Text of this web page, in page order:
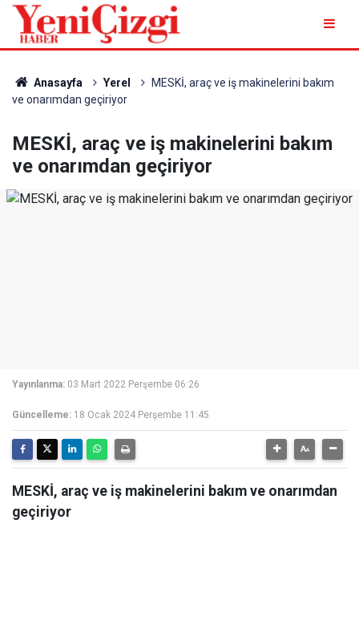
Anasayfa Yerel
MESKİ, araç ve iş makinelerini bakım
ve onarımdan geçiriyor
MESKİ, araç ve iş makinelerini bakım
ve onarımdan geçiriyor
Yayınlanma: 03 Mart 2022 Perşembe 06:26
Güncelleme: 18 Ocak 2024 Perşembe 11:45
MESKİ, araç ve iş makinelerini bakım ve onarımdan
geçiriyor